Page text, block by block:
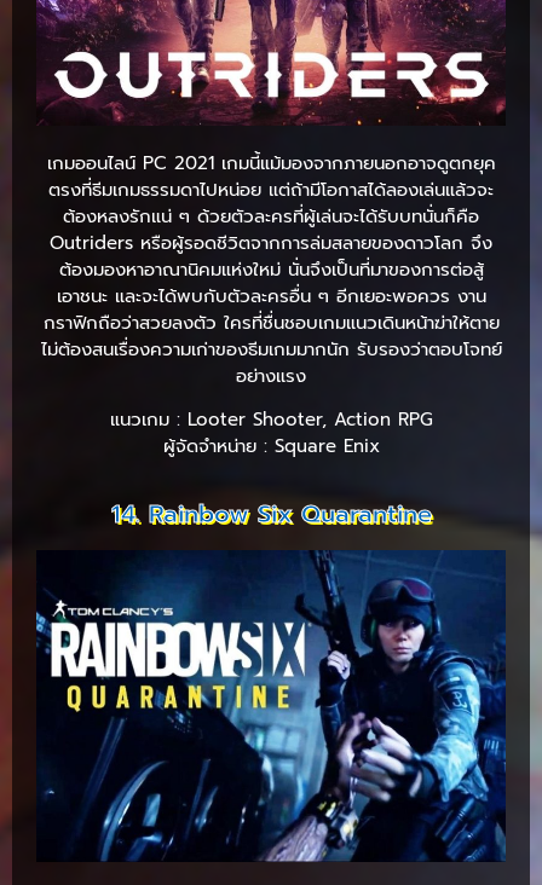
เกมออนไลน์ PC 2021 เกมนี้แม้มองจากภายนอกอาจดูตกยุค
ตรงที่ธีมเกมธรรมดาไปหน่อย แต่ถ้ามีโอกาสได้ลองเล่นแล้วจะ
ต้องหลงรักแน่ ๆ ด้วยตัวละครที่ผู้เล่นจะได้รับบทนั่นก็คือ
Outriders หรือผู้รอดชีวิตจากการล่มสลายของดาวโลก จึง
ต้องมองหาอาณานิคมแห่งใหม่ นั่นจึงเป็นที่มาของการต่อสู้
เอาชนะ และจะได้พบกับตัวละครอื่น ๆ อีกเยอะพอควร งาน
กราฟิกถือว่าสวยลงตัว ใครที่ชื่นชอบเกมแนวเดินหน้าฆ่าให้ตาย
ไม่ต้องสนเรื่องความเก่าของธีมเกมมากนัก รับรองว่าตอบโจทย์
อย่างแรง
แนวเกม : Looter Shooter, Action RPG
ผู้จัดจำหน่าย : Square Enix
14. Rainbow Six Quarantine